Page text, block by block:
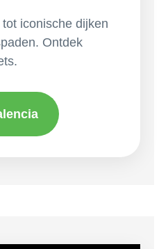
iconische dijken
Ontdek